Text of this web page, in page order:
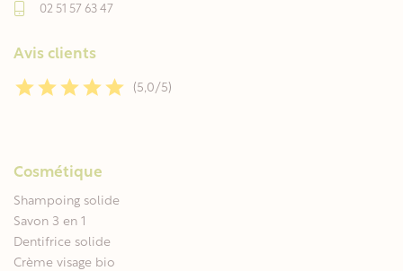
02 51 57 63 47
Avis clients
(5,0/5)
Cosmétique
Shampoing solide
Savon 3 en 1
Dentifrice solide
Crème visage bio